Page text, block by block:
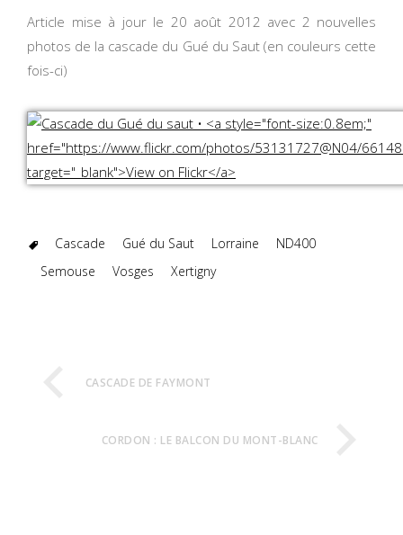
Article mise à jour le 20 août 2012 avec 2 nouvelles
photos de la cascade du Gué du Saut (en couleurs cette
fois-ci)
Cascade Gué du Saut Lorraine
ND400
Semouse
Vosges Xertigny
CASCADE DE FAYMONT
CORDON : LE BALCON DU MONT-BLANC